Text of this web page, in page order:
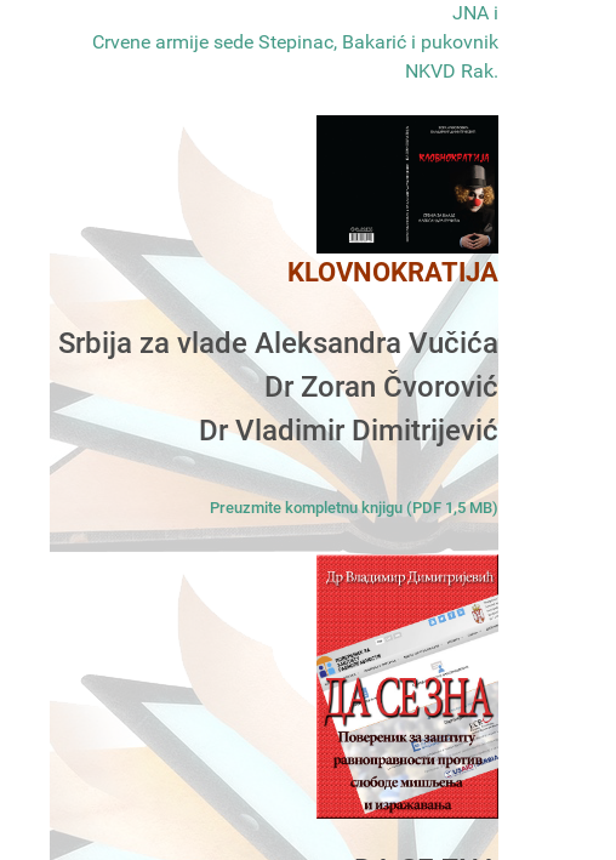
JNA i
Crvene armije sede Stepinac, Bakarić i pukovnik
NKVD Rak.
KLOVNOKRATIJA
Srbija za vlade Aleksandra Vučića
Dr Zoran Čvorović
Dr Vladimir Dimitrijević
Preuzmite kompletnu knjigu (PDF 1,5 MB)